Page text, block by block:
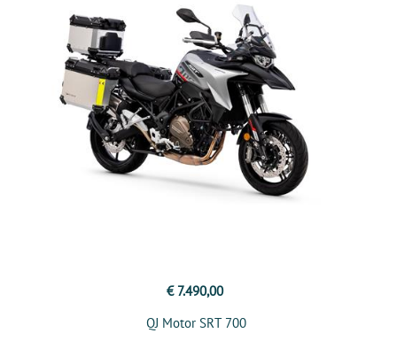
€ 7.490,00
QJ Motor SRT 700